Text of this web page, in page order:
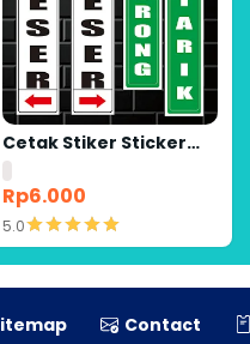
Cetak Stiker Sticker
Custom Text Tulisan
Bahan Vinyl
Rp6.000
5.0
Detail
Contact